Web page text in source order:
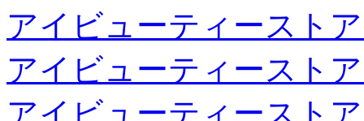
アイビューティースト
アイビューティースト
アイビューティースト